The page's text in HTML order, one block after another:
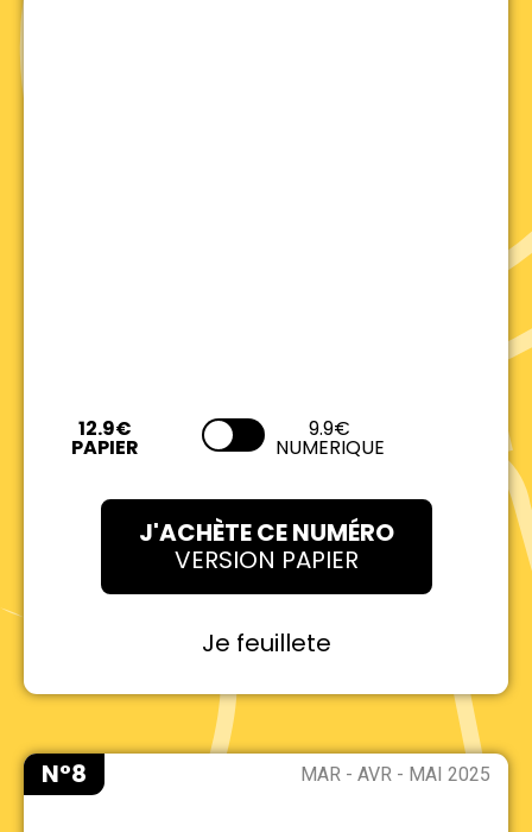
9.9€
NUMERIQUE
J'ACHÈTE CE NUMÉRO
VERSION PAPIER
Je feuillete
N°8 MAR - AVR - MAI 2025